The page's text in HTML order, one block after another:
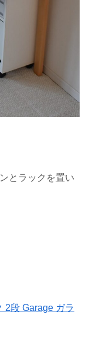
とラックを置い
2段 Garage ガラ